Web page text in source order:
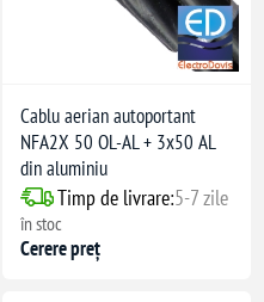
Cablu aerian autoportant
NFA2X 50 OL-AL + 3x50 AL
din aluminiu
Timp de livrare:5-7 zile
în stoc
Cerere preț